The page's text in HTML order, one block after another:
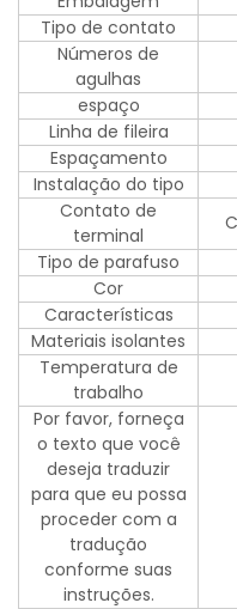
Tipo de contato
Números de
agulhas
espaço
Linha de fileira
Espaçamento
Instalação do tipo
Contato de
terminal
Tipo de parafuso
Cor
Características
Materiais isolantes
Temperatura de
trabalho
Por favor, forneça
o texto que você
deseja traduzir
para que eu possa
proceder com a
tradução
conforme suas
instruções.